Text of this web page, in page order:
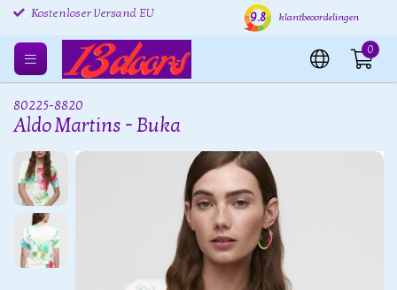
Kostenloser Versand EU
Kostenlose Rücksendung
Versand innerhalb von 24
9.8 klantbeoordelingen
0
80225-8820
Aldo Martins - Buka